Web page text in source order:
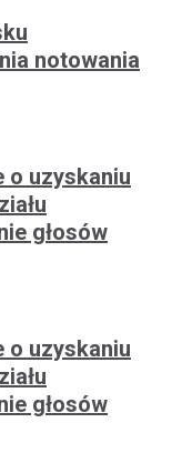
notowania
o uzyskaniu
głosów
o uzyskaniu
głosów